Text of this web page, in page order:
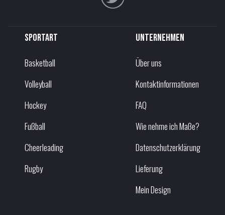
Sportart
Basketball
Volleyball
Hockey
Fußball
Cheerleading
Rugby
Unternehmen
Über uns
Kontaktinformationen
FAQ
Wie nehme ich Maße?
Datenschutzerklärung
Lieferung
Mein Design